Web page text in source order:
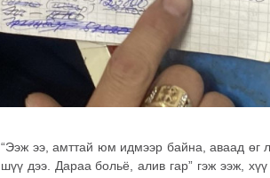
“Ээж ээ, амттай юм идмээр байна, аваад өг
шүү дээ. Дараа больё, алив гар” гэж ээж,